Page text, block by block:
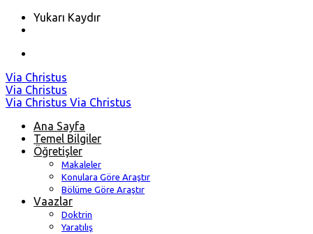
Yukarı Kaydır
Skip
to
content
Via Christus
Via Christus
Via Christus Via Christus
Ana Sayfa
Temel Bilgiler
Öğretişler
Makaleler
Konulara Göre Araştır
Bölüme Göre Araştır
Vaazlar
Doktrin
Yaratılış